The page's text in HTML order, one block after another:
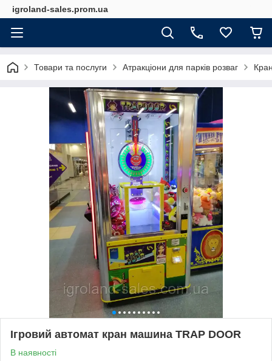
igroland-sales.prom.ua
Товари та послуги Атракціони для парків розваг
Ігровий автомат кран машина TRAP DOOR
В наявності